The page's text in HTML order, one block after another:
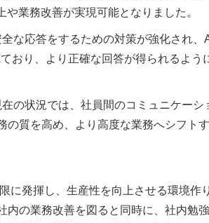
業務改善が実現可能となりました。
な応答をするための対策が強化され
おり、より正確な回答が得られるよう
の状況では、社員間のコミュニケーシ
の質を高め、より高度な業務へシフト
発揮し、生産性を向上させる環境作
内の業務改善を図ると同時に、社内勉